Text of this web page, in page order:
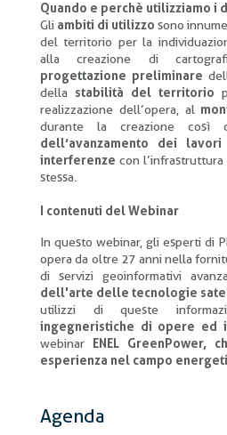
Quando e perchè utilizziamo i
Gli ambiti di utilizzo sono
del territorio per la
alla creazione di
progettazione preliminare
della stabilità del territorio
realizzazione dell’opera, al
durante la creazione così
dell’avanzamento dei lavori
interferenze con
stessa.
I contenuti del Webinar
In questo webinar, gli esperti di
opera da oltre 27 anni nella
di servizi geoinformativi
dell'arte delle tecnologie
utilizzi di queste
ingegneristiche di opere ed
webinar
ENEL GreenPower,
esperienza nel campo
Agenda